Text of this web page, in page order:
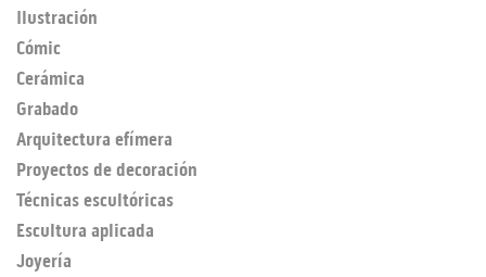
Ilustración
Cómic
Cerámica
Grabado
Arquitectura efímera
Proyectos de decoración
Técnicas escultóricas
Escultura aplicada
Joyería